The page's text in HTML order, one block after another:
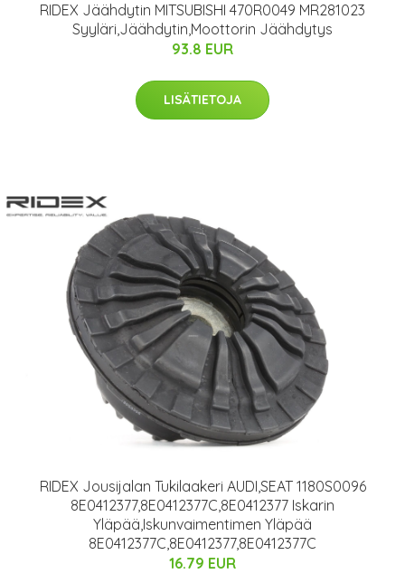
RIDEX Jäähdytin MITSUBISHI 470R0049 MR281023
Syyläri,Jäähdytin,Moottorin Jäähdytys
93.8 EUR
LISÄTIETOJA
RIDEX Jousijalan Tukilaakeri AUDI,SEAT 1180S0096
8E0412377,8E0412377C,8E0412377 Iskarin
Yläpää,Iskunvaimentimen Yläpää
8E0412377C,8E0412377,8E0412377C
16.79 EUR